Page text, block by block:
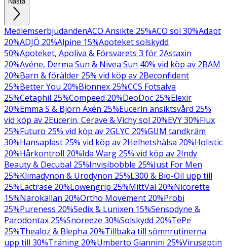
MedlemserbjudandenACO Ansikte 25%ACO sol 30%Adapt
20%ADJÖ 20%Alpine 15%Apoteket solskydd
50%Apoteket, Apoliva & Försvarets 3 för 2Astaxin
20%Avéne, Derma Sun & Nivea Sun 40% vid köp av 2BAM
20%Barn & förälder 25% vid köp av 2Beconfident
25%Better You 20%Bionnex 25%CCS Fotsalva
25%Cetaphil 25%Compeed 20%DeoDoc 25%Elexir
20%Emma S & Björn Axén 25%Eucerin ansiktsvård 25%
vid köp av 2Eucerin, Cerave & Vichy sol 20%EVY 30%Flux
25%Futuro 25% vid köp av 2GLYC 20%GUM tandkräm
30%Hansaplast 25% vid köp av 2Helhetshälsa 20%Holistic
20%Hårkontroll 20%Ida Warg 25% vid köp av 2Indy
Beauty & Decubal 25%Invisibobble 25%Just For Men
25%Klimadynon & Urodynon 25%L300 & Bio-Oil upp till
25%Lactrase 20%Löwengrip 25%MittVal 20%Nicorette
15%Närokällan 20%Ortho Movement 20%Probi
25%Pureness 20%Sedix & Lunixen 15%Sensodyne &
Parodontax 25%Snoreeze 30%Solskydd 20%TePe
25%Thealoz & Blepha 20%Tillbaka till sömnrutinerna
upp till 30%Träning 20%Umberto Giannini 25%Viruseptin